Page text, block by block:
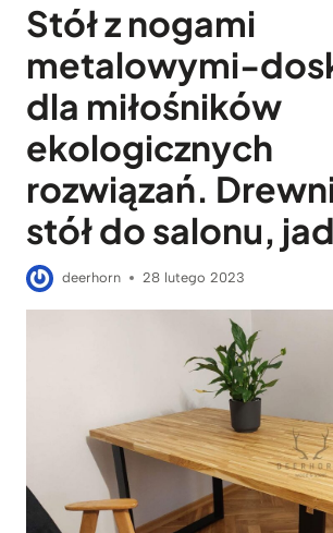
Stół z nogami
metalowymi-
dla miłośników
ekologicznych
rozwiązań.
stół do salonu,
deerhorn 28 lutego 2023